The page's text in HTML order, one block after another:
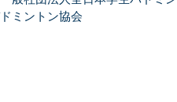
ミントン協会